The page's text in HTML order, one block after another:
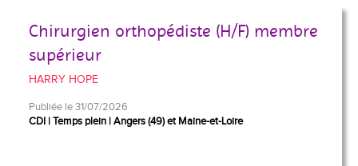
Chirurgien orthopédiste (H/F) membre
supérieur
HARRY HOPE
Publiée le 31/07/2026
CDI Temps plein Angers (49) et Maine-et-Loire